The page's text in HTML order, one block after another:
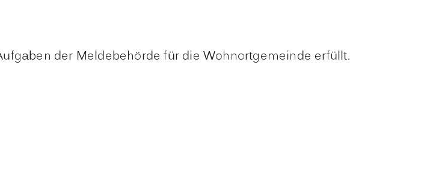
der Meldebehörde für die Wohnortgemeinde erfüllt.